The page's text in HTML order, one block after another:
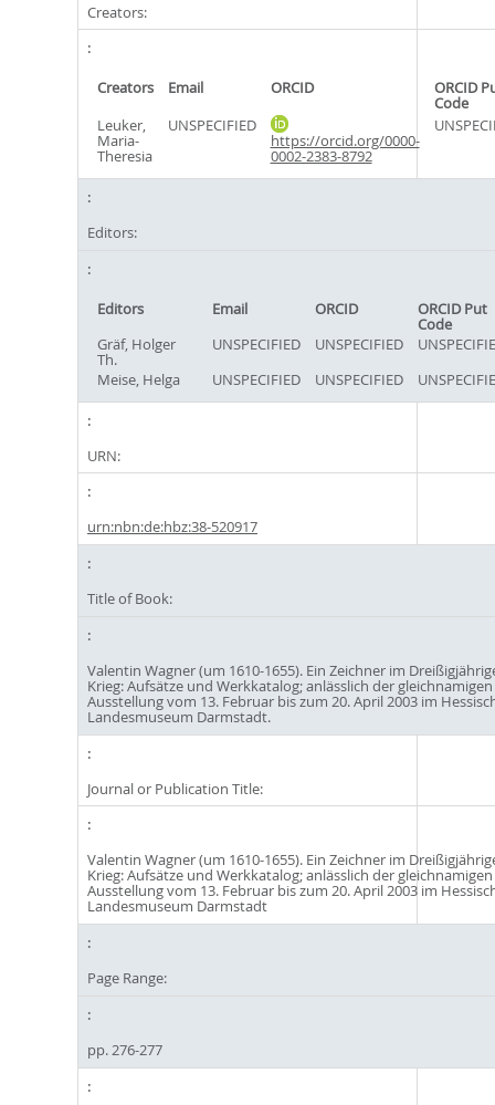
Creators:
Creators Email ORCID ORCID
Code
Leuker,
Maria-
Theresia
UNSPECIFIED
https://orcid.org/0000-
0002-2383-8792
Editors:
Editors Email ORCID ORCID Put
Code
Gräf, Holger
Th.
UNSPECIFIED UNSPECIFIED
Meise, Helga
UNSPECIFIED UNSPECIFIED
URN:
urn:nbn:de:hbz:38-520917
Title of Book:
Valentin Wagner (um 1610-1655). Ein Zeichner im
Krieg: Aufsätze und Werkkatalog; anlässlich der gleichnamigen
Ausstellung vom 13. Februar bis zum 20. April 2003 im
Landesmuseum Darmstadt.
Journal or Publication Title:
Valentin Wagner (um 1610-1655). Ein Zeichner im
Krieg: Aufsätze und Werkkatalog; anlässlich der gleichnamigen
Ausstellung vom 13. Februar bis zum 20. April 2003 im
Landesmuseum Darmstadt
Page Range:
pp. 276-277